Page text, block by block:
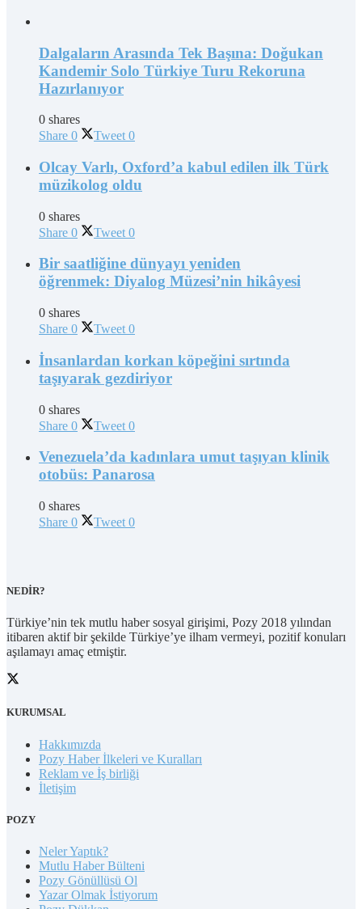
Dalgaların Arasında Tek Başına: Doğukan
Kandemir Solo Türkiye Turu Rekoruna
Hazırlanıyor
0 shares
Share 0 Tweet 0
Olcay Varlı, Oxford’a kabul edilen ilk Türk
müzikolog oldu
0 shares
Share 0 Tweet 0
Bir saatliğine dünyayı yeniden
öğrenmek: Diyalog Müzesi’nin hikâyesi
0 shares
Share 0 Tweet 0
İnsanlardan korkan köpeğini sırtında
taşıyarak gezdiriyor
0 shares
Share 0 Tweet 0
Venezuela’da kadınlara umut taşıyan klinik
otobüs: Panarosa
0 shares
Share 0 Tweet 0
NEDİR?
Türkiye’nin tek mutlu haber sosyal girişimi, Pozy 2018 yılından
itibaren aktif bir şekilde Türkiye’ye ilham vermeyi, pozitif konuları
aşılamayı amaç etmiştir.
KURUMSAL
Hakkımızda
Pozy Haber İlkeleri ve Kuralları
Reklam ve İş birliği
İletişim
POZY
Neler Yaptık?
Mutlu Haber Bülteni
Pozy Gönüllüsü Ol
Yazar Olmak İstiyorum